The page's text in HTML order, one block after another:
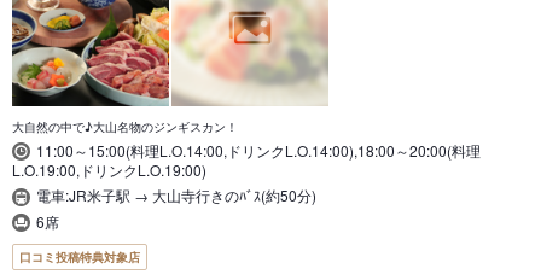
大自然の中で♪大山名物のジンギスカン！
11:00～15:00(料理L.O.14:00,ドリンクL.O.14:00),18:00～20:00(料理
L.O.19:00,ドリンクL.O.19:00)
電車:JR米子駅 → 大山寺行きのﾊﾞｽ(約50分)
6席
口コミ投稿特典対象店